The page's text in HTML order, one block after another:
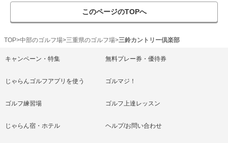
このページのTOPへ
TOP 中部のゴルフ場 三重県のゴルフ場 三鈴カントリー倶楽部
キャンペーン・特集 無料プレー券・優待券
じゃらんゴルフアプリを使う ゴルマジ！
ゴルフ練習場 ゴルフ上達レッスン
じゃらん宿・ホテル ヘルプ/お問い合わせ